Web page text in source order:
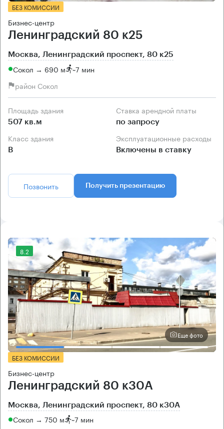
БЕЗ КОМИССИИ
Бизнес-центр
Ленинградский 80 к25
Москва, Ленинградский проспект, 80 к25
Сокол → 690 м ~7 мин
район Сокол
Площадь здания
507 кв.м
Ставка арендной платы
по запросу
Класс здания
B
Эксплуатационные расходы
Включены в ставку
Позвонить Получить презентацию
8.2
Еще фото
БЕЗ КОМИССИИ
Бизнес-центр
Ленинградский 80 к30А
Москва, Ленинградский проспект, 80 к30А
Сокол → 750 м ~7 мин